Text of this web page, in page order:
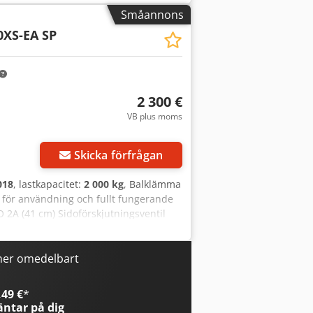
IV final Tillverkningsland: NL
= Ytterligare alternativ och
styrkrets -
-> Hyttskyddsgaller mot
varningslampa -
Småannons
EA SP
2 300 €
VB plus moms
Skicka förfrågan
, lastkapacitet: 2 000 kg, Balklämma
för användning och fullt fungerande
2A (41 cm) Sidoförskjutningsventil
770 mm ID OS1750
omedelbart
€*
på dig